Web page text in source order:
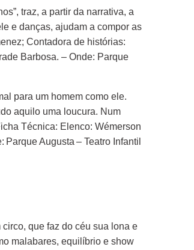
traz, a partir da narrativa, a
e danças, ajudam a compor as
Contadora de histórias:
Barbosa. – Onde: Parque
para um homem como ele.
aquilo uma loucura. Num
Técnica: Elenco: Wémerson
Augusta – Teatro Infantil
que faz do céu sua lona e
malabares, equilíbrio e show